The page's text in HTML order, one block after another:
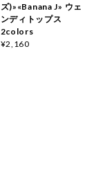
ズ)»«Banana J» ウェ
ンディトップス
2colors
¥2,160